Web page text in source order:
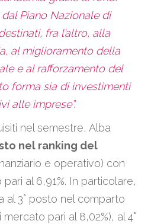
Piano Nazionale di
fra l’altro, alla
al miglioramento della
e al rafforzamento del
forma sia di investimenti
alle imprese”.
nel semestre, Alba
nel ranking del
e operativo) con
al 6,91%. In particolare,
al 3° posto nel comparto
pari al 8,02%), al 4°